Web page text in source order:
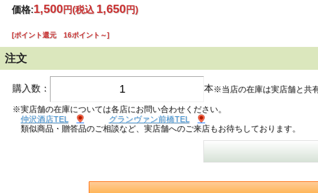
価格:1,500円(税込 1,650円)
[ポイント還元 16ポイント～]
注文
購入数： 本※当店の在庫は実店舗と共
※実店舗の在庫については各店にお問い合わせください。
仲沢酒店TEL
グランヴァン前橋TEL
類似商品・贈答品のご相談など、実店舗へのご来店もお待ちしております。